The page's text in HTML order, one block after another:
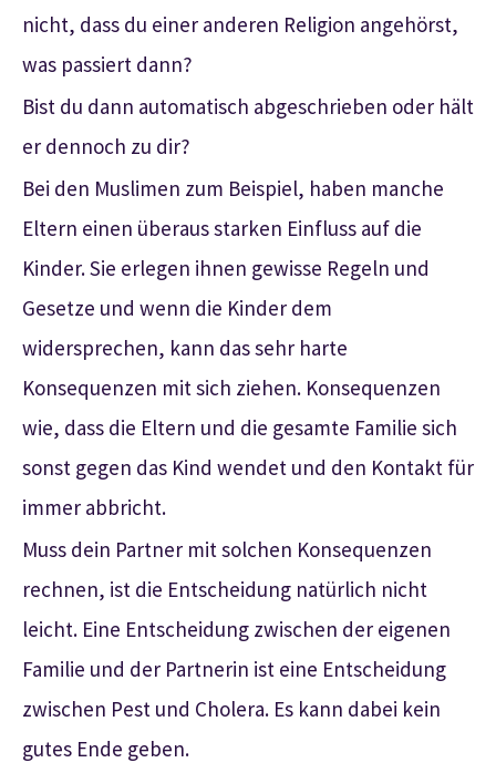
nicht, dass du einer anderen Religion angehörst,
was passiert dann?
Bist du dann automatisch abgeschrieben oder hält
er dennoch zu dir?
Bei den Muslimen zum Beispiel, haben manche
Eltern einen überaus starken Einfluss auf die
Kinder. Sie erlegen ihnen gewisse Regeln und
Gesetze und wenn die Kinder dem
widersprechen, kann das sehr harte
Konsequenzen mit sich ziehen. Konsequenzen
wie, dass die Eltern und die gesamte Familie sich
sonst gegen das Kind wendet und den Kontakt für
immer abbricht.
Muss dein Partner mit solchen Konsequenzen
rechnen, ist die Entscheidung natürlich nicht
leicht. Eine Entscheidung zwischen der eigenen
Familie und der Partnerin ist eine Entscheidung
zwischen Pest und Cholera. Es kann dabei kein
gutes Ende geben.